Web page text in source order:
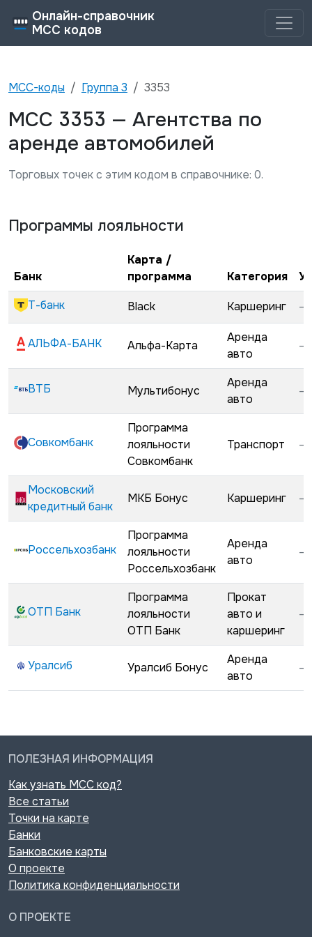
Онлайн-справочник
MCC кодов
MCC-коды Группа 3 3353
MCC 3353 — Агентства по
аренде автомобилей
Торговых точек с этим кодом в справочнике: 0.
Программы лояльности
Банк
Карта /
программа
Категория
Т-банк
Black Каршеринг —
АЛЬФА-БАНК Альфа-Карта
Аренда
авто
—
ВТБ Мультибонус
Аренда
авто
—
Совкомбанк
Программа
лояльности
Совкомбанк
Транспорт —
Московский
кредитный банк
МКБ Бонус Каршеринг —
Россельхозбанк
Программа
лояльности
Россельхозбанк
Аренда
авто
—
ОТП Банк
Программа
лояльности
ОТП Банк
Прокат
авто и
каршеринг
—
Уралсиб Уралсиб Бонус
Аренда
авто
—
ПОЛЕЗНАЯ ИНФОРМАЦИЯ
Как узнать MCC код?
Все статьи
Точки на карте
Банки
Банковские карты
О проекте
Политика конфиденциальности
О ПРОЕКТЕ